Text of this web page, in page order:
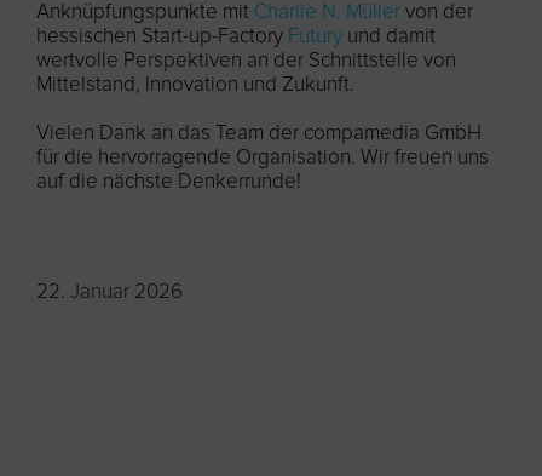
Anknüpfungspunkte mit Charlie N. Müller von der
hessischen Start-up-Factory Futury und damit
wertvolle Perspektiven an der Schnittstelle von
Mittelstand, Innovation und Zukunft.
Vielen Dank an das Team der compamedia GmbH
für die hervorragende Organisation. Wir freuen uns
auf die nächste Denkerrunde!
22. Januar 2026